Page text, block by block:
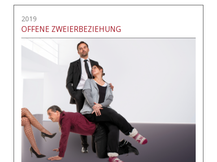
2019
OFFENE ZWEIERBEZIEHUNG